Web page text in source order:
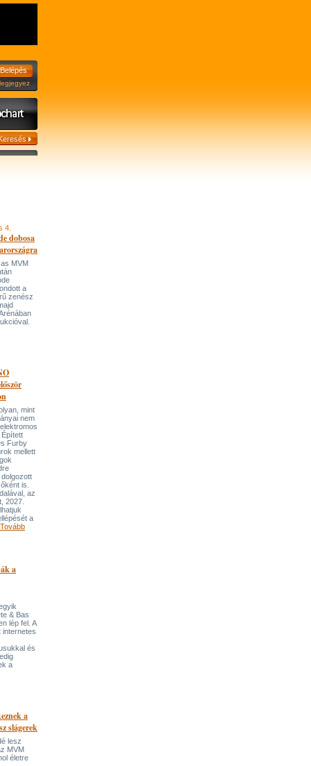
4.
dobosa
MVM
a
zenész
mint
nem
Furby
mellett
is.
az
2027.
a
Tovább
a
& Bas
lép fel. A
internetes
és
a
a
slágerek
lesz
MVM
életre